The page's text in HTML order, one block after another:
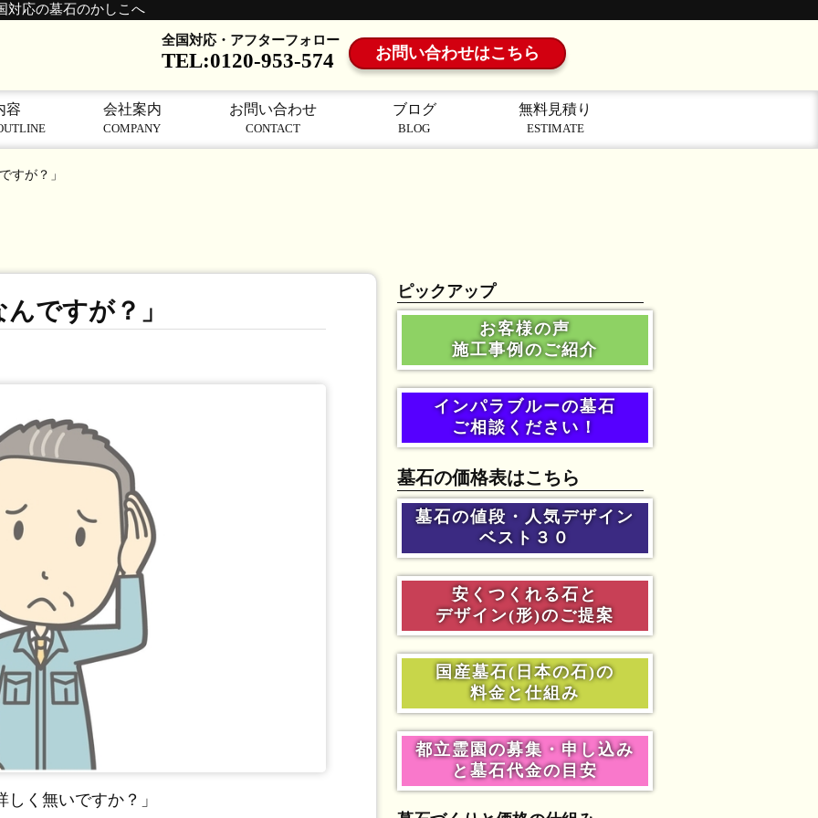
対応の墓石のかしこへ
全国対応・アフターフォロー
TEL:0120-953-574 お問い合わせはこちら
容 会社案内
COMPANY
お問い合わせ
CONTACT
ブログ
BLOG
無料見積り
ESTIMATE
すが？」
ですが？」
しく無いですか？」
ピックアップ
お客様の声
施工事例のご紹介
インパラブルーの墓石
ご相談ください！
墓石の価格表はこちら
墓石の値段・人気デザイン
ベスト３０
安くつくれる石と
デザイン(形)のご提案
国産墓石(日本の石)の
料金と仕組み
都立霊園の募集・申し込み
と墓石代金の目安